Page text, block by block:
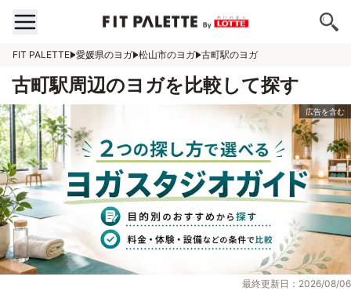
FIT PALETTE 愛媛県のヨガ 松山市のヨガ 古町駅のヨガ
古町駅周辺のヨガを比較して探す
最終更新日：2026/08/06